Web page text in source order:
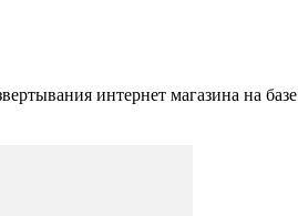
интернет магазина на базе